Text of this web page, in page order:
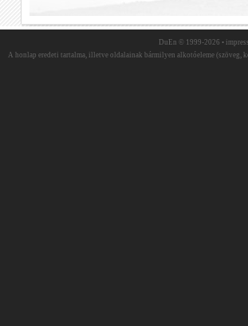
DuEn © 1999-2026 •
A honlap eredeti tartalma, illetve oldalainak bármilyen alkotóeleme (szöveg,